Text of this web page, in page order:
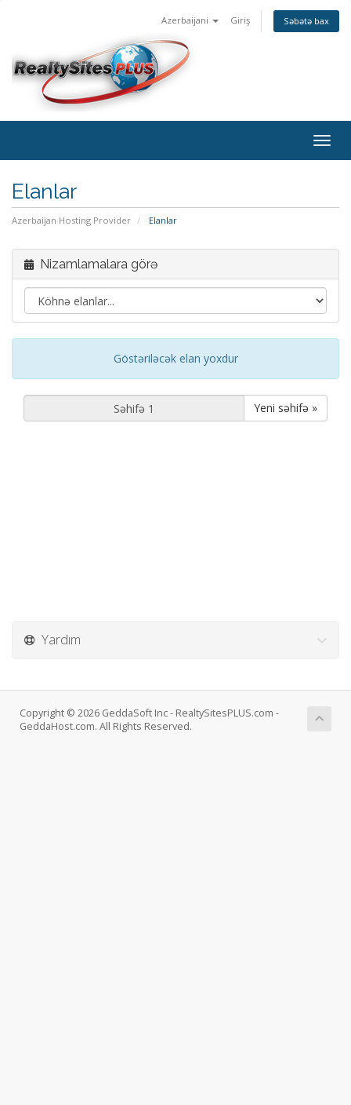
Azerbaijani Giriş Səbətə bax
Elanlar
Azerbaijan Hosting Provider Elanlar
Nizamlamalara görə
Göstəriləcək elan yoxdur
Yeni səhifə »
Yardım
Copyright © 2026 GeddaSoft Inc - RealtySitesPLUS.com -
GeddaHost.com. All Rights Reserved.